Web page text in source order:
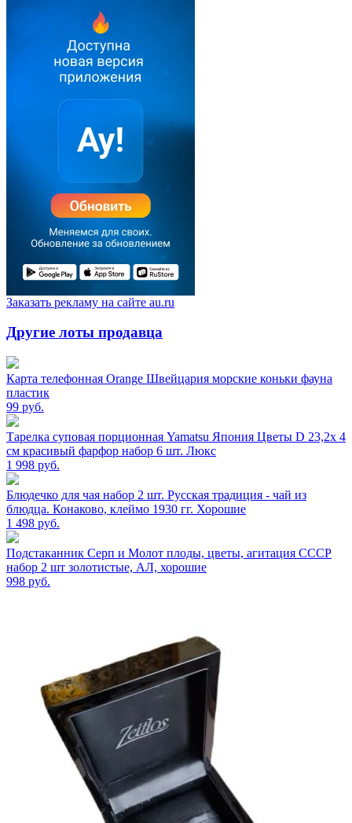
Заказать рекламу на сайте au.ru
Другие лоты продавца
Карта телефонная Orange Швейцария морские коньки фауна
пластик
99 руб.
Тарелка суповая порционная Yamatsu Япония Цветы D 23,2х 4
см красивый фарфор набор 6 шт. Люкс
1 998 руб.
Блюдечко для чая набор 2 шт. Русская традиция - чай из
блюдца. Конаково, клеймо 1930 гг. Хорошие
1 498 руб.
Подстаканник Серп и Молот плоды, цветы, агитация СССР
набор 2 шт золотистые, АЛ, хорошие
998 руб.